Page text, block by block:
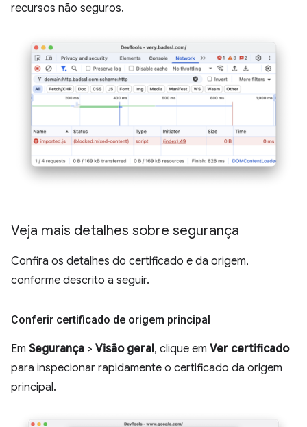
recursos não seguros.
Veja mais detalhes sobre segurança
Confira os detalhes do certificado e da origem,
conforme descrito a seguir.
Conferir certificado de origem principal
Em Segurança > Visão geral, clique em Ver certificado
para inspecionar rapidamente o certificado da origem
principal.